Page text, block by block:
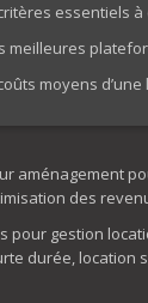
essentiels
meilleures
moyens
aménagement
des
pour gestion
durée, location